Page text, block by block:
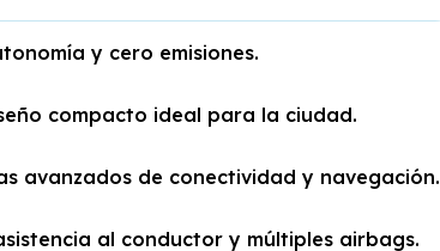
y cero emisiones.
compacto ideal para la ciudad.
avanzados de conectividad y navegación.
al conductor y múltiples airbags.